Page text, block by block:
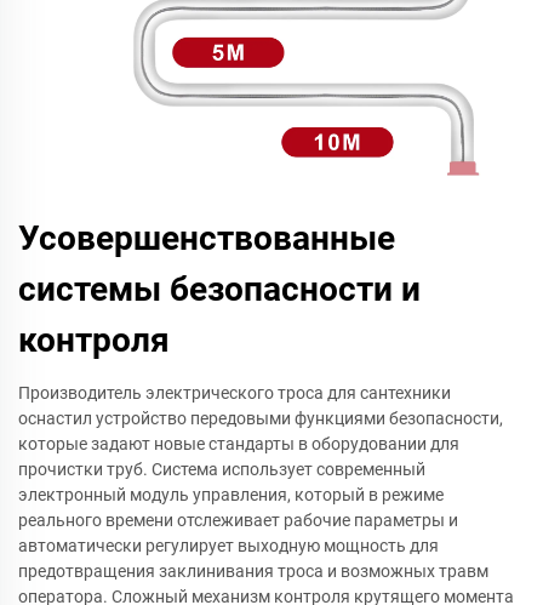
Усовершенствованные
системы безопасности и
контроля
Производитель электрического троса для сантехники
оснастил устройство передовыми функциями безопасности,
которые задают новые стандарты в оборудовании для
прочистки труб. Система использует современный
электронный модуль управления, который в режиме
реального времени отслеживает рабочие параметры и
автоматически регулирует выходную мощность для
предотвращения заклинивания троса и возможных травм
оператора. Сложный механизм контроля крутящего момента